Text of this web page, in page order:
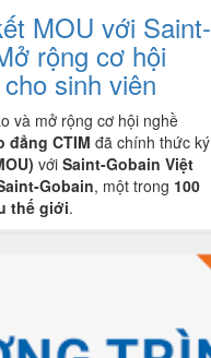
MOU với Saint-
rộng cơ hội
sinh viên
và mở rộng cơ hội nghề
đẳng CTIM đã chính thức ký
với Saint-Gobain Việt
Gobain, một trong 100
thế giới.